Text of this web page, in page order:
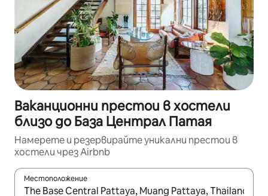
Ваканционни престои в хостели
близо до База Централ Патая
Намерете и резервирайте уникални престои в
хостели чрез Airbnb
Местоположение
Когато резултатите се покажат, използвайте